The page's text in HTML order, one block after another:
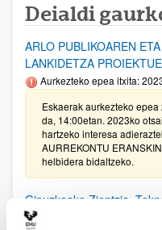
Deialdi
ARLO PUBLIKOAREN
LANKIDETZA
Aurkezteko epea itxita:
Eskaerak aurkezteko
da, 14:00etan. 2023ko
hartzeko interesa
AURREKONTU
helbidera bidaltzeko.
Gipuzkoako Zientzia,
bultzatzeko Programaren